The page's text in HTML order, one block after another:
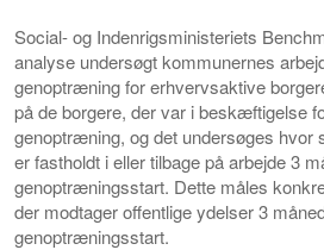
Social- og Indenrigsministeriets
analyse undersøgt kommunernes
genoptræning for erhvervsaktive
på de borgere, der var i beskæftigelse
genoptræning, og det undersøges hvor
er fastholdt i eller tilbage på arbejde 3
genoptræningsstart. Dette måles
der modtager offentlige ydelser 3
genoptræningsstart.